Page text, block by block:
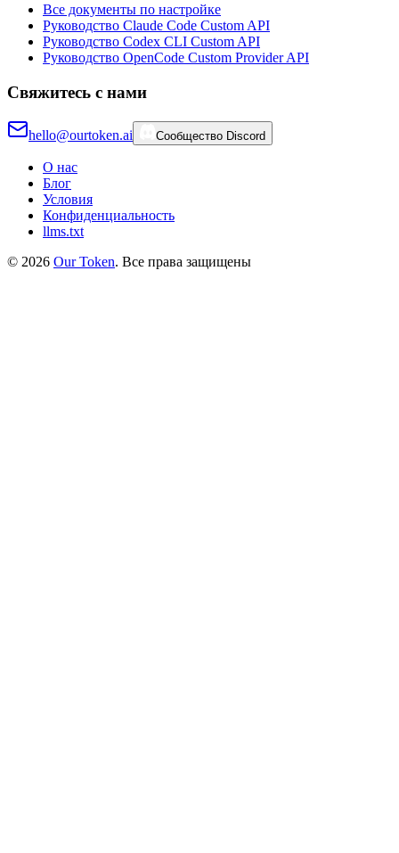
Все документы по настройке
Руководство Claude Code Custom API
Руководство Codex CLI Custom API
Руководство OpenCode Custom Provider API
Свяжитесь с нами
hello@ourtoken.ai Сообщество Discord
О нас
Блог
Условия
Конфиденциальность
llms.txt
© 2026 Our Token. Все права защищены